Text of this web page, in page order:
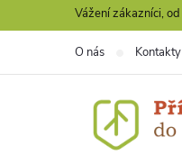
na
Vážení zákazníci,
O nás Kontakty